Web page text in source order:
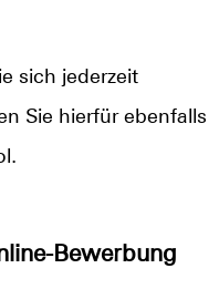
sich jederzeit
Sie hierfür ebenfalls
Bewerbung